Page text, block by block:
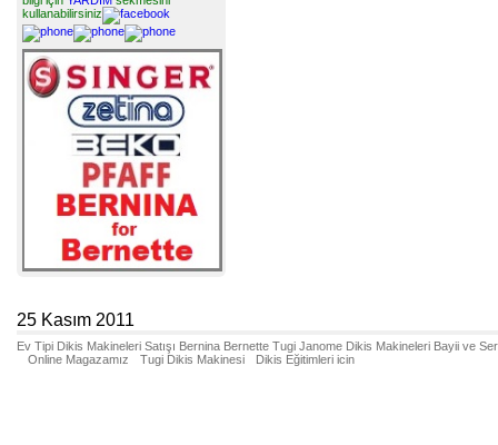
kullanabilirsiniz
25 Kasım 2011
Ev Tipi Dikis Makineleri Satışı Bernina Bernette Tugi Janome Dikis Makineleri Bayii ve
Online Magazamız
Tugi Dikis Makinesi Dikis Eğitimleri icin